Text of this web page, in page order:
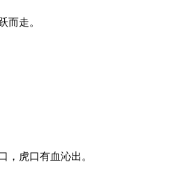
而走。
虎口有血沁出。